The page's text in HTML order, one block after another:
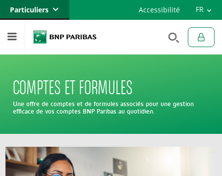
Particuliers
Banque privée
Accessibilité FR
EN
COMPTES ET FORMULES
Une offre de comptes et de formules associés pour une gestion
efficace de vos comptes BNP Paribas au quotidien.